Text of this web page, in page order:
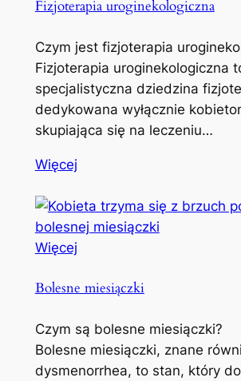
Fizjoterapia uroginekologiczna
Czym jest fizjoterapia
Fizjoterapia uroginekologiczna
specjalistyczna dziedzina
dedykowana wyłącznie
skupiająca się na leczeniu…
Więcej
Więcej
Bolesne miesiączki
Czym są bolesne miesiączki?
Bolesne miesiączki, znane
dysmenorrhea, to stan, który